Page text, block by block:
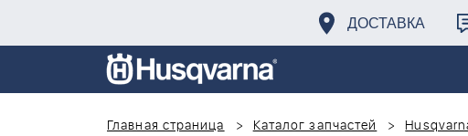
ДОСТАВКА
Главная страница
Каталог запчастей